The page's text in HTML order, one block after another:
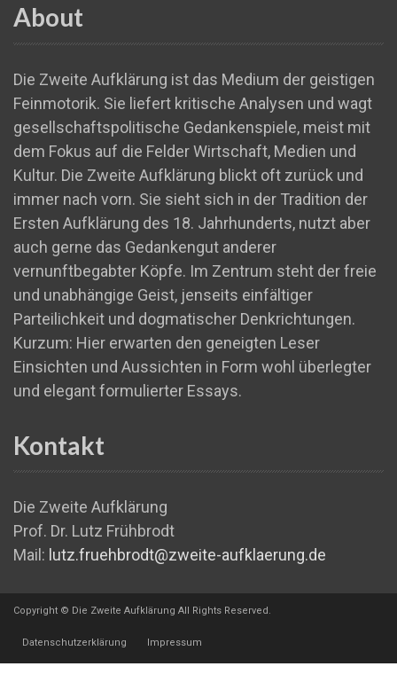
About
Die Zweite Aufklärung ist das Medium der geistigen
Feinmotorik. Sie liefert kritische Analysen und wagt
gesellschaftspolitische Gedankenspiele, meist mit
dem Fokus auf die Felder Wirtschaft, Medien und
Kultur. Die Zweite Aufklärung blickt oft zurück und
immer nach vorn. Sie sieht sich in der Tradition der
Ersten Aufklärung des 18. Jahrhunderts, nutzt aber
auch gerne das Gedankengut anderer
vernunftbegabter Köpfe. Im Zentrum steht der freie
und unabhängige Geist, jenseits einfältiger
Parteilichkeit und dogmatischer Denkrichtungen.
Kurzum: Hier erwarten den geneigten Leser
Einsichten und Aussichten in Form wohl überlegter
und elegant formulierter Essays.
Kontakt
Die Zweite Aufklärung
Prof. Dr. Lutz Frühbrodt
Mail: lutz.fruehbrodt@zweite-aufklaerung.de
Copyright © Die Zweite Aufklärung All Rights Reserved.
Datenschutzerklärung Impressum